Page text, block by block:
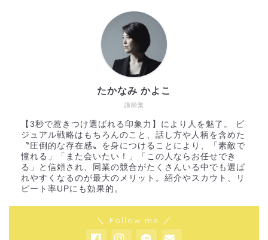
講師業
たかなみ かよこ
【3秒で惹きつけ選ばれる印象力】により人を魅了。 ビ
ジュアル戦略はもちろんのこと、話し方や人柄を含めた
〝圧倒的な存在感〟を身につけることにより、「素敵で
憧れる」「また会いたい！」「この人ならお任せでき
る」と信頼され、同業の競合がたくさんいる中でも選ば
れやすくなるのが最大のメリット。紹介やスカウト、リ
ピート率UPにも効果的。
＼ Follow me ／